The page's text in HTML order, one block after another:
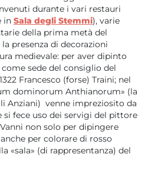
durante i vari restauri
in Sala degli Stemmi), varie
della prima metà del
presenza di decorazioni
medievale: per aver dipinto
come sede del consiglio del
Francesco (forse) Traini; nel
dominorum Anthianorum» (la
Anziani) venne impreziosito da
si fece uso dei servigi del pittore
non solo per dipingere
per colorare di rosso
«sala» (di rappresentanza) del